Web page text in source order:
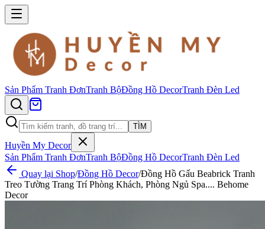
Sản Phẩm Tranh ĐơnTranh BộĐồng Hồ DecorTranh Đèn Led
TÌM
Huyền My Decor
Sản Phẩm Tranh ĐơnTranh BộĐồng Hồ DecorTranh Đèn Led
Quay lại Shop/Đồng Hồ Decor/Đồng Hồ Gấu Beabrick Tranh
Treo Tường Trang Trí Phòng Khách, Phòng Ngủ Spa.... Behome
Decor